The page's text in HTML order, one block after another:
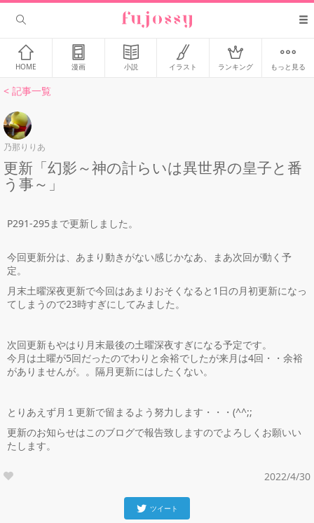
HOME 漫画 小説 イラスト ランキング もっと見る
< 記事一覧
乃那りりあ
更新「幻影～神の計らいは異世界の皇子と番
う事～」
P291-295まで更新しました。
今回更新分は、あまり動きがない感じかなあ、まあ次回が動く予
定。
月末土曜深夜更新で今回はあまりおそくなると1日の月初更新になっ
てしまうので23時すぎにしてみました。
次回更新もやはり月末最後の土曜深夜すぎになる予定です。
今月は土曜が5回だったのでわりと余裕でしたが来月は4回・・余裕
がありませんが。。隔月更新にはしたくない。
とりあえず月１更新で留まるよう努力します・・・(^^;;
更新のお知らせはこのブログで報告致しますのでよろしくお願いい
たします。
2022/4/30
ツイート